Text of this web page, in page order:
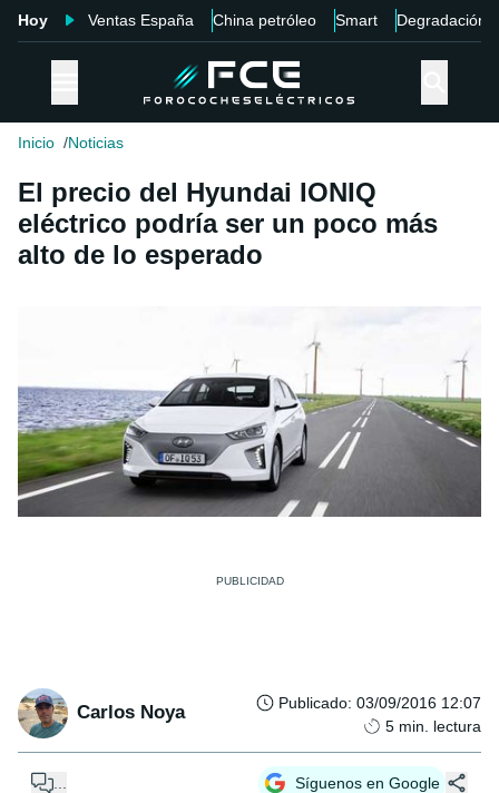
Hoy Ventas España China petróleo Smart Degradación
Inicio Noticias
El precio del Hyundai IONIQ
eléctrico podría ser un poco más
alto de lo esperado
Carlos Noya Publicado: 03/09/2016 12:07
5 min. lectura
Síguenos en Google